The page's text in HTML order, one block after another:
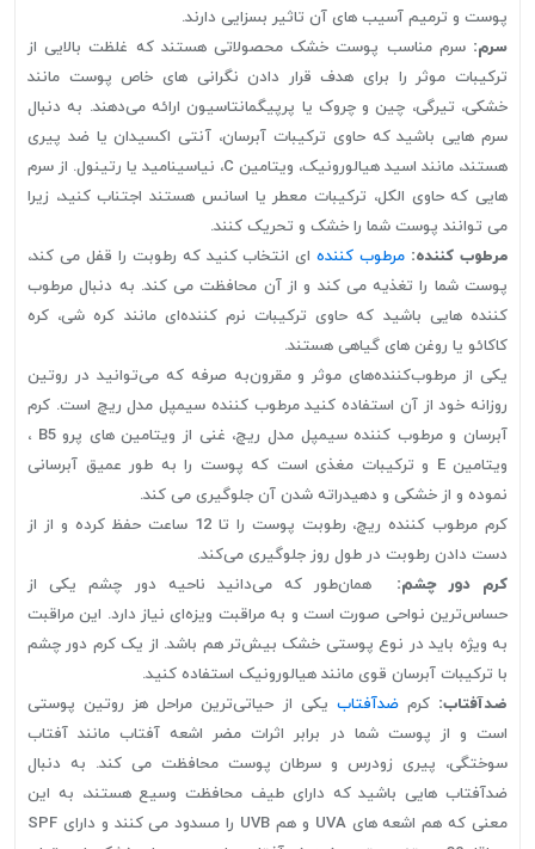
پوست و ترمیم آسیب های آن تاثیر بسزایی دارند.
سرم: سرم مناسب پوست خشک محصولاتی هستند که غلظت بالایی از
ترکیبات موثر را برای هدف قرار دادن نگرانی های خاص پوست مانند
خشکی، تیرگی، چین و چروک یا پرپیگمانتاسیون ارائه می‌دهند. به دنبال
سرم هایی باشید که حاوی ترکیبات آبرسان، آنتی اکسیدان یا ضد پیری
هستند، مانند اسید هیالورونیک، ویتامین C، نیاسینامید یا رتینول. از سرم
هایی که حاوی الکل، ترکیبات معطر یا اسانس هستند اجتناب کنید، زیرا
می توانند پوست شما را خشک و تحریک کنند.
مرطوب کننده: مرطوب کنندهای انتخاب کنید که رطوبت را قفل می کند،
پوست شما را تغذیه می کند و از آن محافظت می کند. به دنبال مرطوب
کننده هایی باشید که حاوی ترکیبات نرم کننده‌ای مانند کره شی، کره
کاکائو یا روغن های گیاهی هستند.
یکی از مرطوب‌کننده‌های موثر و مقرون‌به صرفه که می‌توانید در روتین
روزانه خود از آن استفاده کنید مرطوب کننده سیمپل مدل ریچ است. کرم
آبرسان و مرطوب کننده سیمپل مدل ریچ، غنی از ویتامین های پرو B5 ،
ویتامین E و ترکیبات مغذی است که پوست را به طور عمیق آبرسانی
نموده و از خشکی و دهیدراته شدن آن جلوگیری می کند.
کرم مرطوب کننده ریچ، رطوبت پوست را تا 12 ساعت حفظ کرده و از از
دست دادن رطوبت در طول روز جلوگیری می‌کند.
کرم دور چشم: همان‌طور که می‌دانید ناحیه دور چشم یکی از
حساس‌ترین نواحی صورت است و به مراقبت ویزه‌ای نیاز دارد. این مراقبت
به ویژه باید در نوع پوستی خشک بیش‌تر هم باشد. از یک کرم دور چشم
با ترکیبات آبرسان قوی مانند هیالورونیک استفاده کنید.
ضدآفتاب: کرمضدآفتاب یکی از حیاتی‌ترین مراحل هز روتین پوستی
است و از پوست شما در برابر اثرات مضر اشعه آفتاب مانند آفتاب
سوختگی، پیری زودرس و سرطان پوست محافظت می کند. به دنبال
ضدآفتاب هایی باشید که دارای طیف محافظت وسیع هستند، به این
معنی که هم اشعه های UVA و هم UVB را مسدود می کنند و دارای SPF